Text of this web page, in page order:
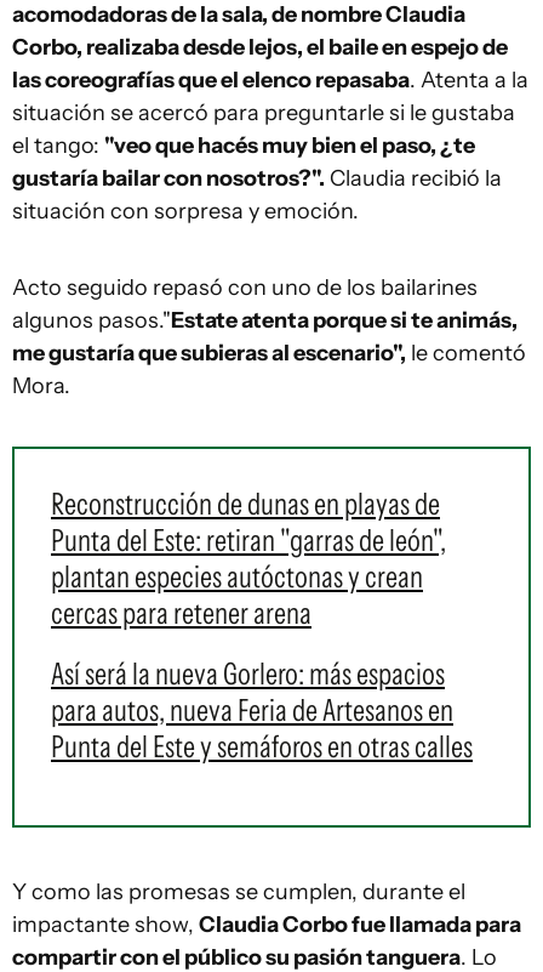
acomodadoras de la sala, de nombre Claudia
Corbo, realizaba desde lejos, el baile en espejo de
las coreografías que el elenco repasaba. Atenta a la
situación se acercó para preguntarle si le gustaba
el tango: "veo que hacés muy bien el paso, ¿te
gustaría bailar con nosotros?". Claudia recibió la
situación con sorpresa y emoción.
Acto seguido repasó con uno de los bailarines
algunos pasos."Estate atenta porque si te animás,
me gustaría que subieras al escenario", le comentó
Mora.
Reconstrucción de dunas en playas de
Punta del Este: retiran "garras de león",
plantan especies autóctonas y crean
cercas para retener arena
Así será la nueva Gorlero: más espacios
para autos, nueva Feria de Artesanos en
Punta del Este y semáforos en otras calles
Y como las promesas se cumplen, durante el
impactante show, Claudia Corbo fue llamada para
compartir con el público su pasión tanguera. Lo